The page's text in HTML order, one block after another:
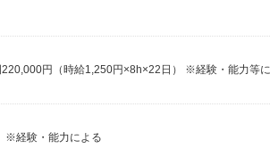
円（時給1,250円×8h×22日） ※経験・能力等
※経験・能力による